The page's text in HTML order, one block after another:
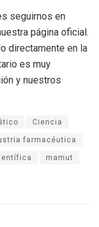
seguirnos en
página oficial.
directamente en la
es muy
y nuestros
Ciencia
farmacéutica
mamut